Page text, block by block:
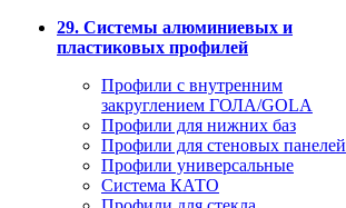
29. Системы алюминиевых и
пластиковых профилей
Профили с внутренним
закруглением ГОЛА/GOLA
Профили для нижних баз
Профили для стеновых панелей
Профили универсальные
Система КАТО